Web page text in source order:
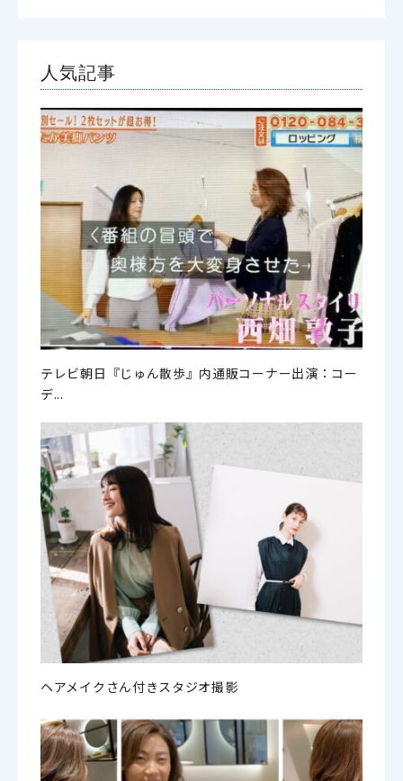
人気記事
テレビ朝日『じゅん散歩』内通販コーナー出演：コー
デ...
ヘアメイクさん付きスタジオ撮影